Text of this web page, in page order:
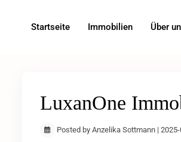
Startseite Immobilien Über
LuxanOne
Posted by Anzelika Sottmann |